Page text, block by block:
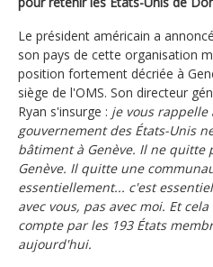
Le président américain a
son pays de cette organisation
position fortement décriée à
siège de l'OMS. Son directeur
Ryan s'insurge : je vous rappelle
gouvernement des États-Unis
bâtiment à Genève. Il ne quitte
Genève. Il quitte une
essentiellement... c'est
avec vous, pas avec moi. Et
compte par les 193 États
aujourd'hui.